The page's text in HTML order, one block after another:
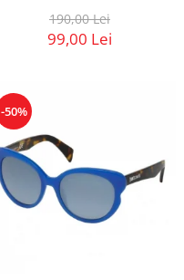
190,00 Lei
99,00 Lei
-50%